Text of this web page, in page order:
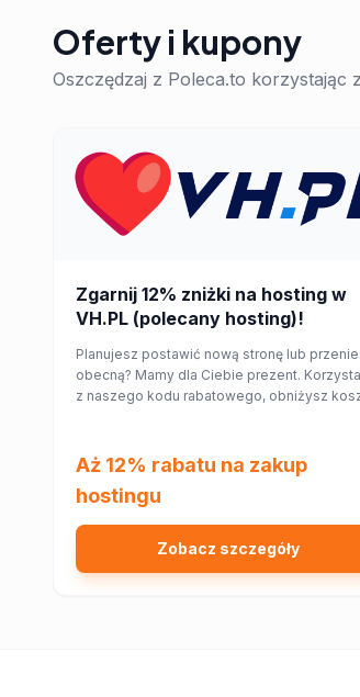
Oferty i kupony
Oszczędzaj z Poleca.to
Zgarnij 12% zniżki na hosting w
VH.PL (polecany hosting)!
Planujesz postawić nową stronę lub
obecną? Mamy dla Ciebie prezent.
z naszego kodu rabatowego, obniżysz
Aż 12% rabatu na zakup
hostingu
Zobacz szczegóły